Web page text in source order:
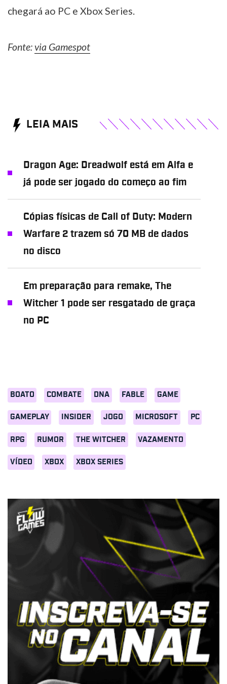
chegará ao PC e Xbox Series.
Fonte:via Gamespot
BOATO COMBATE DNA FABLE GAME
GAMEPLAY INSIDER JOGO MICROSOFT PC
RPG RUMOR THE WITCHER VAZAMENTO
VÍDEO XBOX XBOX SERIES
LEIA MAIS
Dragon Age: Dreadwolf está em Alfa e
já pode ser jogado do começo ao fim
Cópias físicas de Call of Duty: Modern
Warfare 2 trazem só 70 MB de dados
no disco
Em preparação para remake, The
Witcher 1 pode ser resgatado de graça
no PC